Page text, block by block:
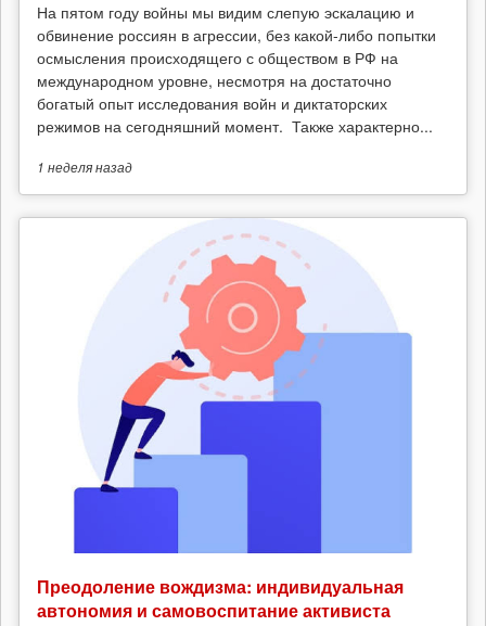
На пятом году войны мы видим слепую эскалацию и
обвинение россиян в агрессии, без какой-либо попытки
осмысления происходящего с обществом в РФ на
международном уровне, несмотря на достаточно
богатый опыт исследования войн и диктаторских
режимов на сегодняшний момент. Также характерно...
1 неделяназад
Преодоление вождизма: индивидуальная
автономия и самовоспитание активиста